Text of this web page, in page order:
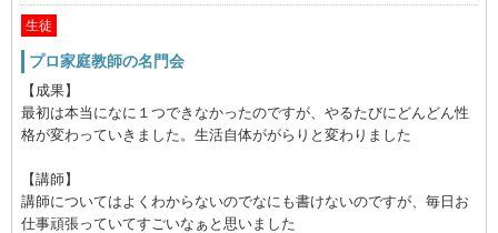
生徒
プロ家庭教師の名門会
【成果】
最初は本当になに１つできなかったのですが、やるたびにどんどん性
格が変わっていきました。生活自体ががらりと変わりました
【講師】
講師についてはよくわからないのでなにも書けないのですが、毎日お
仕事頑張っていてすごいなぁと思いました